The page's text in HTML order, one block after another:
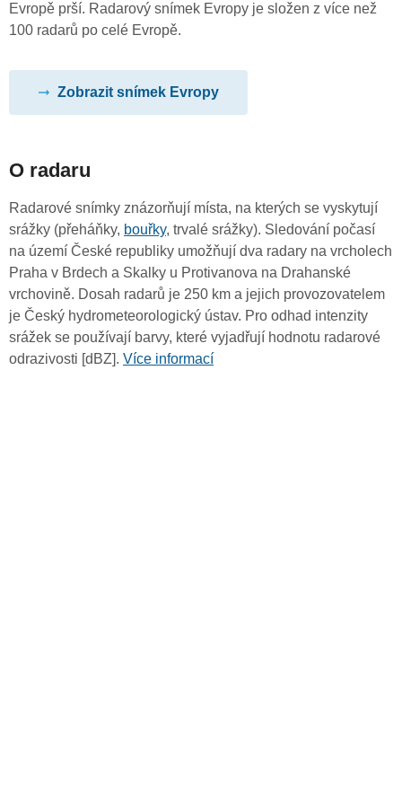
Evropě prší. Radarový snímek Evropy je složen z více než
100 radarů po celé Evropě.
Zobrazit snímek Evropy
O radaru
Radarové snímky znázorňují místa, na kterých se vyskytují
srážky (přeháňky, bouřky, trvalé srážky). Sledování počasí
na území České republiky umožňují dva radary na vrcholech
Praha v Brdech a Skalky u Protivanova na Drahanské
vrchovině. Dosah radarů je 250 km a jejich provozovatelem
je Český hydrometeorologický ústav. Pro odhad intenzity
srážek se používají barvy, které vyjadřují hodnotu radarové
odrazivosti [dBZ]. Více informací